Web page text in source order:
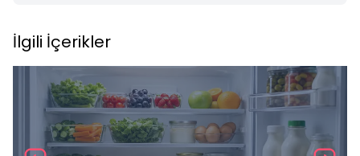
İlgili İçerikler